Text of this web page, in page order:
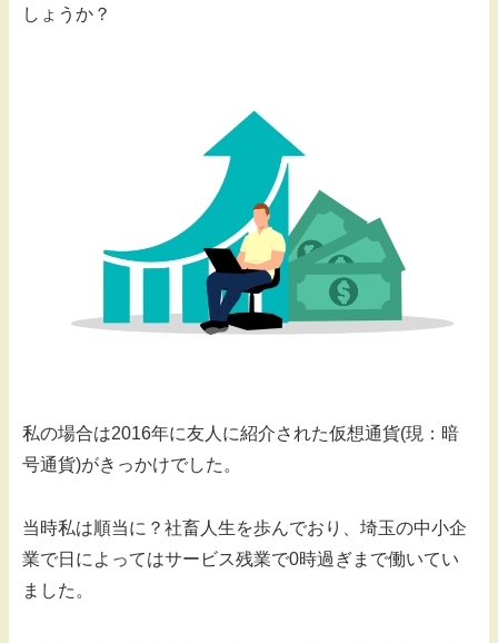
しょうか？
私の場合は2016年に友人に紹介された仮想通貨(現：暗
号通貨)がきっかけでした。
当時私は順当に？社畜人生を歩んでおり、埼玉の中小企
業で日によってはサービス残業で0時過ぎまで働いてい
ました。